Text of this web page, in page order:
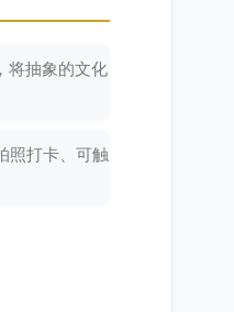
将抽象的文化
照打卡、可触